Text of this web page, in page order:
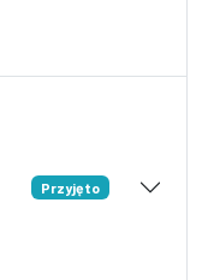
Przyjęto